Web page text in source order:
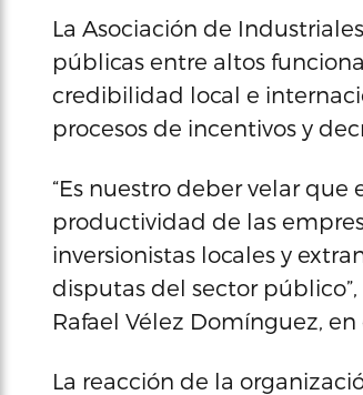
La Asociación de
públicas entre altos
credibilidad local e
procesos de incentivos y
“Es nuestro deber velar que
productividad de las
inversionistas locales y
disputas del sector
Rafael Vélez Domínguez,
La reacción de la